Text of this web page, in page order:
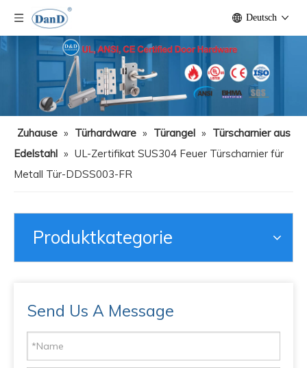
Deutsch
Zuhause » Türhardware » Türangel » Türscharnier aus
Edelstahl » UL-Zertifikat SUS304 Feuer Türscharnier für
Metall Tür-DDSS003-FR
Produktkategorie
Send Us A Message